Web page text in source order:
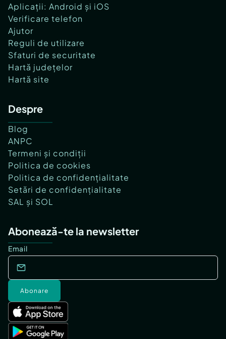
Aplicații: Android și iOS
Verificare telefon
Ajutor
Reguli de utilizare
Sfaturi de securitate
Hartă județelor
Hartă site
Despre
Blog
ANPC
Termeni și condiții
Politica de cookies
Politica de confidențialitate
Setări de confidențialitate
SAL și SOL
Abonează-te la newsletter
Email
Abonare